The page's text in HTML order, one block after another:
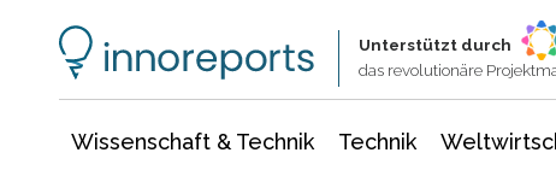
Unterstützt durch
das revolutionäre
Wissenschaft & Technik Technik